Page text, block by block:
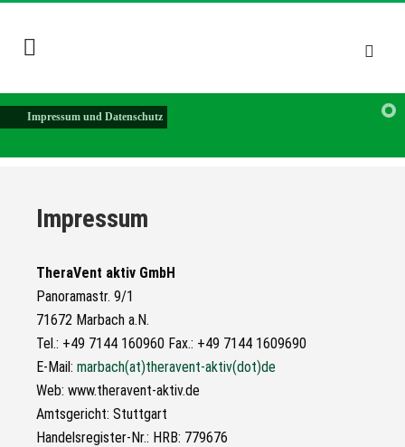
Impressum und Datenschutz
Impressum
TheraVent aktiv GmbH
Panoramastr. 9/1
71672 Marbach a.N.
Tel.: +49 7144 160960 Fax.: +49 7144 1609690
E-Mail: marbach(at)theravent-aktiv(dot)de
Web: www.theravent-aktiv.de
Amtsgericht: Stuttgart
Handelsregister-Nr.: HRB: 779676